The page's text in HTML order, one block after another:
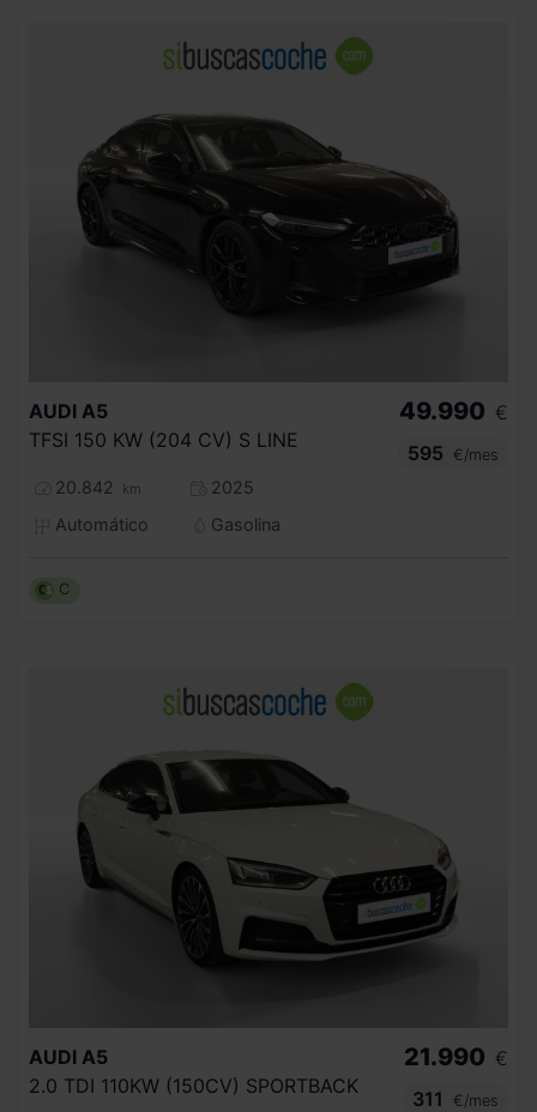
AUDI A5
TFSI 150 KW (204 CV) S LINE
20.842 km
2025
Automático
Gasolina
49.990 €
595
€/mes
C
AUDI A5
2.0 TDI 110KW (150CV) SPORTBACK
21.990 €
311
€/mes